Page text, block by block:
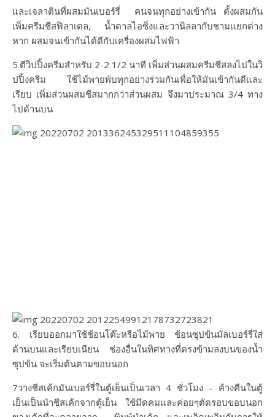
และเจลาตินที่ผสมมันเบอร์รี่ คนจนทุกอย่างเข้ากัน ตั้งผสมกัน
เพิ่มครีมชีสฟิลาเดล, น้ำตาลไอซิ่งและวานิลลากับชามแยกต่าง
หาก ผสมจนเข้ากันได้ดีกับเครื่องผสมไฟฟ้า
5.ตีวิปปิ้งครีมสำหรับ 2-2 1/2 นาที เพิ่มส่วนผสมครีมชีสลงไปในวิ
ปปิ้งครีม ใช้ไม้พายพับทุกอย่างร่วมกันเพื่อให้มันเข้ากันดีและ
เรียบ เพิ่มส่วนผสมชีสมากกว่าส่วนผสม จึงมาประมาณ 3/4 ทาง
ไปด้านบน
6. เรียบออกมาใช้ช้อนโต๊ะหรือไม้พาย ช้อนซุปข้นมัลเบอร์รี่ใส่
ด้านบนและเรียบเนียน ช่องอื่นในทิศทางที่ตรงข้ามลงบนของน้ำ
ซุปข้น จะเริ่มต้นตามขอบนอก
7วางชีสเค้กมันเบอร์รี่ในตู้เย็นเป็นเวลา 4 ชั่วโมง – ค้างคืนในตู้
เย็นเป็นนำชีสเค้กจากตู้เย็น ใช้มีดคมและค่อยๆตัดรอบขอบนอก